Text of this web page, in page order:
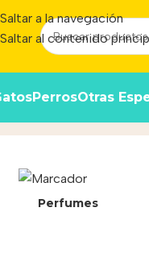
Saltar a la navegación
Saltar al contenido
PerrosOtras
Perfumes